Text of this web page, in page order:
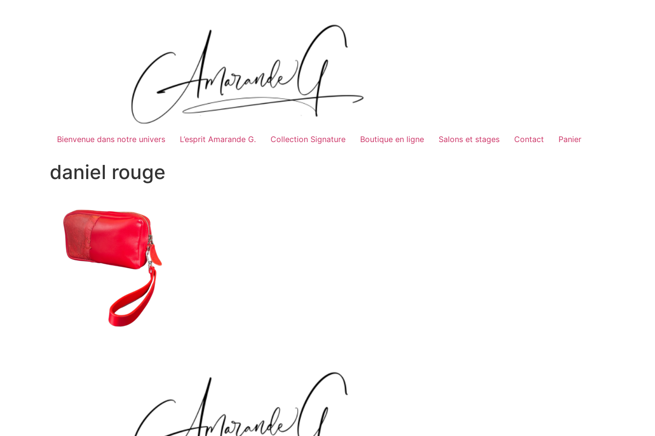
Bienvenue dans notre univers L’esprit Amarande G. Collection Signature Boutique en ligne Salons et stages Contact Panier
daniel rouge